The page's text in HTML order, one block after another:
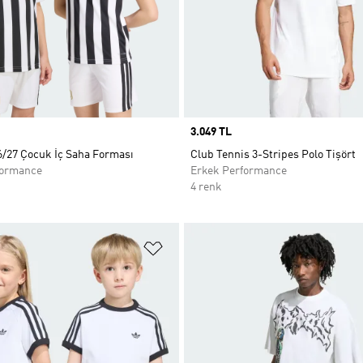
27 Çocuk İç Saha Forması
Price
3.049 TL
Club Tennis 3-Stripes Polo Tişört
Erkek Performance
4 renk
Ekle Favori Listesine Ekle